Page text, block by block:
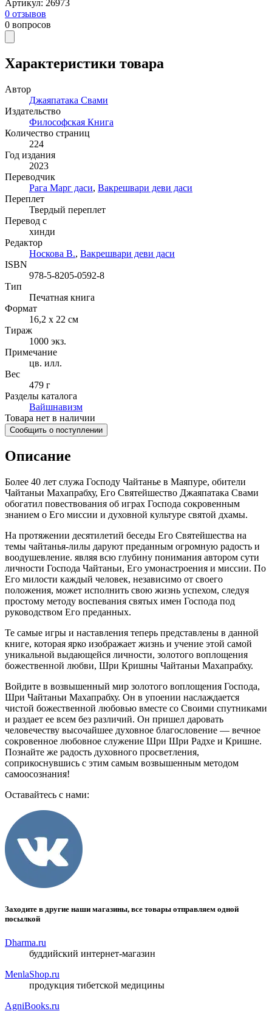
Артикул: 26973
0 отзывов
0 вопросов
Характеристики товара
Автор
Джаяпатака Свами
Издательство
Философская Книга
Количество страниц
224
Год издания
2023
Переводчик
Рага Марг даси, Вакрешвари деви даси
Переплет
Твердый переплет
Перевод с
хинди
Редактор
Носкова В., Вакрешвари деви даси
ISBN
978-5-8205-0592-8
Тип
Печатная книга
Формат
16,2 x 22 см
Тираж
1000 экз.
Примечание
цв. илл.
Вес
479 г
Разделы каталога
Вайшнавизм
Товара нет в наличии
Сообщить о поступлении
Описание
Более 40 лет служа Господу Чайтанье в Маяпуре, обители
Чайтаньи Махапрабху, Его Святейшество Джаяпатака Свами
обогатил повествования об играх Господа сокровенным
знанием о Его миссии и духовной культуре святой дхамы.
На протяжении десятилетий беседы Его Святейшества на
темы чайтанья-лилы даруют преданным огромную радость и
воодушевление. являя всю глубину понимания автором сути
личности Господа Чайтаньи, Его умонастроения и миссии. По
Его милости каждый человек, независимо от своего
положения, может исполнить свою жизнь успехом, следуя
простому методу воспевания святых имен Господа под
руководством Его преданных.
Те самые игры и наставления теперь представлены в данной
книге, которая ярко изображает жизнь и учение этой самой
уникальной выдающейся личности, золотого воплощения
божественной любви, Шри Кришны Чайтаньи Махапрабху.
Войдите в возвышенный мир золотого воплощения Господа,
Шри Чайтаньи Махапрабху. Он в упоении наслаждается
чистой божественной любовью вместе со Своими спутниками
и раздает ее всем без различий. Он пришел даровать
человечеству высочайшее духовное благословение — вечное
сокровенное любовное служение Шри Шри Радхе и Кришне.
Познайте же радость духовного просветления,
соприкоснувшись с этим самым возвышенным методом
самоосознания!
Оставайтесь с нами:
Заходите в другие наши магазины, все товары отправляем одной
посылкой
Dharma.ru
буддийский интернет-магазин
MenlaShop.ru
продукция тибетской медицины
AgniBooks.ru